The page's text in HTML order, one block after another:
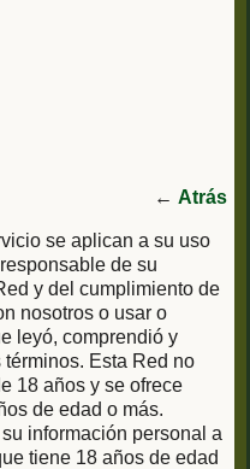
← Atrás
se aplican a su uso
de su
y del cumplimiento de
nosotros o usar o
leyó, comprendió y
Esta Red no
18 años y se ofrece
de edad o más.
información personal a
tiene 18 años de edad